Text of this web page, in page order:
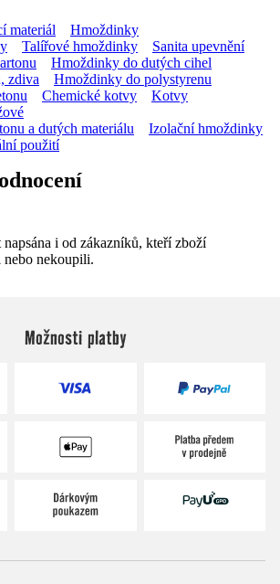
materiál
Hmoždinky
Talířové hmoždinky
Sanita upevnění
Hmoždinky do dutých cihel
zdiva
Hmoždinky do polystyrenu
Chemické kotvy
Kotvy
a dutých materiálu
Izolační hmoždinky
použití
i od zákazníků, kteří zboží
nebo nekoupili.
Možnosti platby